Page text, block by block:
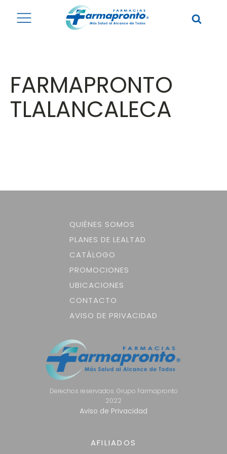
FARMAPRONTO
TLALANCALECA
QUIÉNES SOMOS
PLANES DE LEALTAD
CATÁLOGO
PROMOCIONES
UBICACIONES
CONTACTO
AVISO DE PRIVACIDAD
Derechos reservados. Grupo Farmapronto
2022
Aviso de Privacidad
AFILIADOS